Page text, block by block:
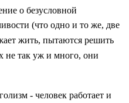
о безусловной
(что одно и то же, две
жить, пытаются решить
не так уж и много, они
- человек работает и